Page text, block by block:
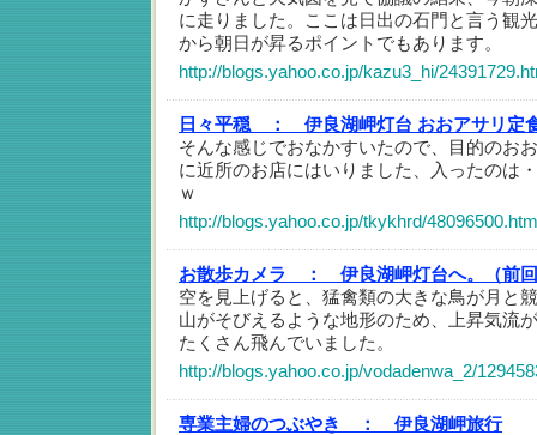
に走りました。ここは日出の石門と言う観
から朝日が昇るポイントでもあります。
http://blogs.yahoo.co.jp/kazu3_hi/
日々平穏 ：
伊良湖岬灯台 おおアサリ定
そんな感じでおなかすいたので、目的のお
に近所のお店にはいりました、入ったのは
ｗ
http://blogs.yahoo.co.jp/tkykhrd/
お散歩カメラ ：
伊良湖岬灯台へ。（前
空を見上げると、猛禽類の大きな鳥が月と
山がそびえるような地形のため、上昇気流
たくさん飛んでいました。
http://blogs.yahoo.co.jp/vodadenwa_2/
専業主婦のつぶやき ：
伊良湖岬旅行